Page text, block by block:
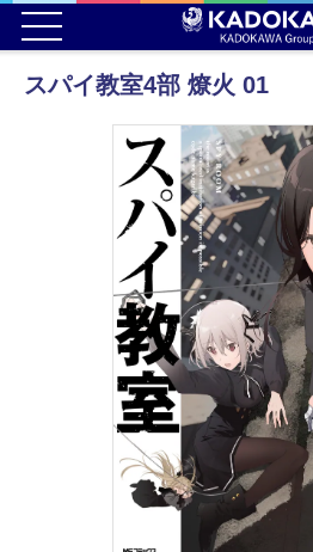
スパイ教室4部 燎火 01